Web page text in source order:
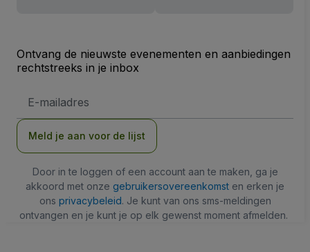
Ontvang de nieuwste evenementen en aanbiedingen
rechtstreeks in je inbox
mailadres
Meld je aan voor de lijst
Door in te loggen of een account aan te maken, ga je
akkoord met onze gebruikersovereenkomst en erken je
ons privacybeleid. Je kunt van ons sms-meldingen
ontvangen en je kunt je op elk gewenst moment afmelden.